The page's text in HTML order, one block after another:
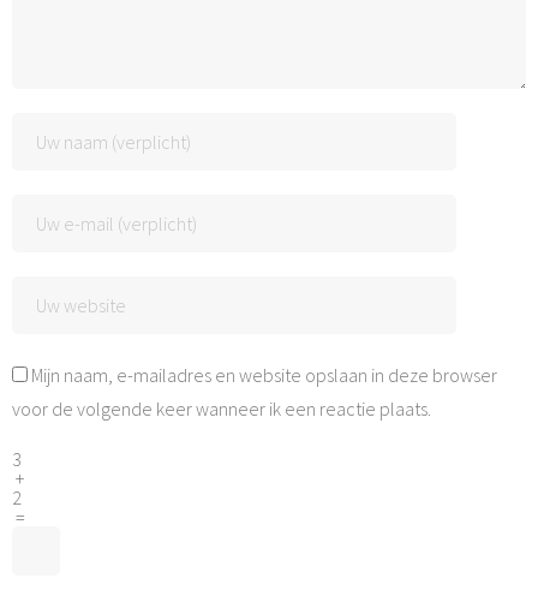
Mijn naam, e-mailadres en website opslaan in deze browser
voor de volgende keer wanneer ik een reactie plaats.
3
+
2
=